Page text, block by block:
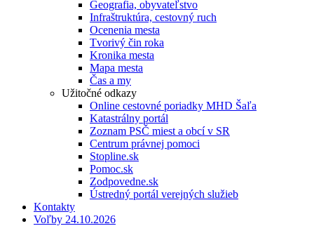
Geografia, obyvateľstvo
Infraštruktúra, cestovný ruch
Ocenenia mesta
Tvorivý čin roka
Kronika mesta
Mapa mesta
Čas a my
Užitočné odkazy
Online cestovné poriadky MHD Šaľa
Katastrálny portál
Zoznam PSČ miest a obcí v SR
Centrum právnej pomoci
Stopline.sk
Pomoc.sk
Zodpovedne.sk
Ústredný portál verejných služieb
Kontakty
Voľby 24.10.2026